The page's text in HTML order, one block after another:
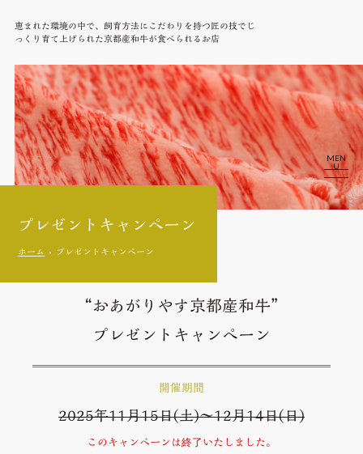
MEN
U
恵まれた環境の中で、飼育方法にこだわりを持つ匠の技でじ
っくり育て上げられた京都産和牛が食べられるお店
プレゼントキャンペーン
ホーム プレゼントキャンペーン
“おあがりやす京都産和牛”
プレゼントキャンペーン
開催期間
2025年11⽉15⽇(⼟)〜12⽉14⽇(⽇)